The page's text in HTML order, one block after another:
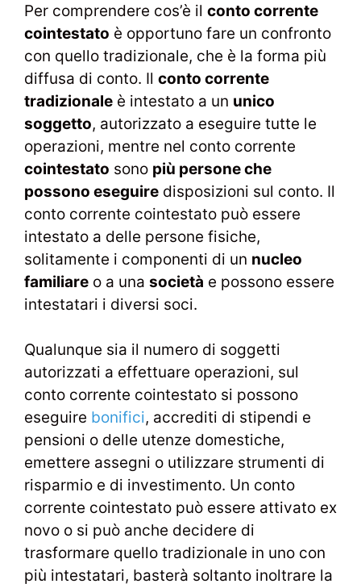
Per comprendere cos’è il conto corrente
cointestato è opportuno fare un confronto
con quello tradizionale, che è la forma più
diffusa di conto. Il conto corrente
tradizionale è intestato a un unico
soggetto, autorizzato a eseguire tutte le
operazioni, mentre nel conto corrente
cointestato sono più persone che
possono eseguire disposizioni sul conto. Il
conto corrente cointestato può essere
intestato a delle persone fisiche,
solitamente i componenti di un nucleo
familiare o a una società e possono essere
intestatari i diversi soci.
Qualunque sia il numero di soggetti
autorizzati a effettuare operazioni, sul
conto corrente cointestato si possono
eseguire bonifici, accrediti di stipendi e
pensioni o delle utenze domestiche,
emettere assegni o utilizzare strumenti di
risparmio e di investimento. Un conto
corrente cointestato può essere attivato ex
novo o si può anche decidere di
trasformare quello tradizionale in uno con
più intestatari, basterà soltanto inoltrare la